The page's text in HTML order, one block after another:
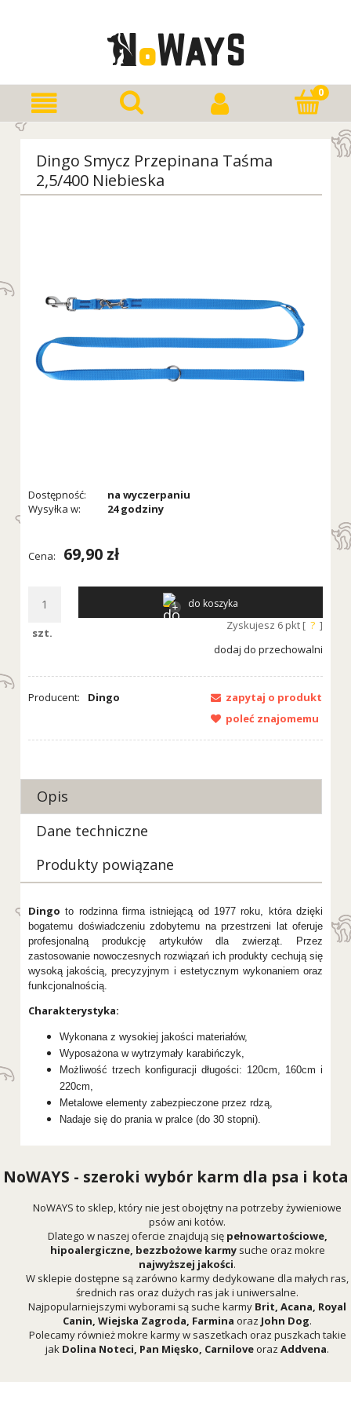
Dingo Smycz Przepinana Taśma
2,5/400 Niebieska
Dostępność:
na wyczerpaniu
Wysyłka w:
24 godziny
Cena: 69,90 zł
szt.
do koszyka
Zyskujesz 6pkt [ ? ]
dodaj do przechowalni
Producent: Dingo
zapytaj o produkt
poleć znajomemu
Opis
Dane techniczne
Produkty powiązane
Dingo to rodzinna firma istniejącą od 1977 roku, która dzięki
bogatemu doświadczeniu zdobytemu na przestrzeni lat oferuje
profesjonalną produkcję artykułów dla zwierząt. Przez
zastosowanie nowoczesnych rozwiązań ich produkty cechują się
wysoką jakością, precyzyjnym i estetycznym wykonaniem oraz
funkcjonalnością.
Charakterystyka:
Wykonana z wysokiej jakości materiałów,
Wyposażona w wytrzymały karabińczyk,
Możliwość trzech konfiguracji długości: 120cm, 160cm i
220cm,
Metalowe elementy zabezpieczone przez rdzą,
Nadaje się do prania w pralce (do 30 stopni).
NoWAYS - szeroki wybór karm dla psa i kota
NoWAYS to sklep, który nie jest obojętny na potrzeby żywieniowe
psów ani kotów.
Dlatego w naszej ofercie znajdują się pełnowartościowe,
hipoalergiczne, bezzbożowe karmy suche oraz mokre
najwyższej jakości.
W sklepie dostępne są zarówno karmy dedykowane dla małych ras,
średnich ras oraz dużych ras jak i uniwersalne.
Najpopularniejszymi wyborami są suche karmy Brit Acana Royal
Canin Wiejska Zagroda Farmina oraz John Dog.
Polecamy również mokre karmy w saszetkach oraz puszkach takie
jak Dolina Noteci Pan Mięsko Carniloveoraz Addvena.